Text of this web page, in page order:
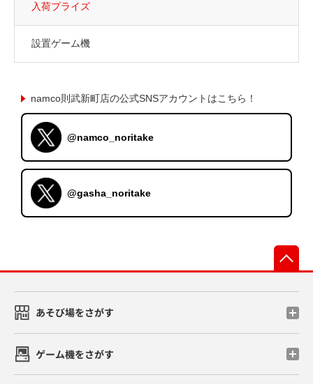
入荷プライズ
設置ゲーム機
namco則武新町店の公式SNSアカウントはこちら！
@namco_noritake
@gasha_noritake
あそび場をさがす
ゲーム機をさがす